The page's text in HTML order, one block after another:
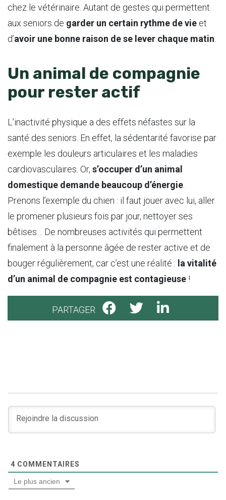
chez le vétérinaire. Autant de gestes qui permettent
aux seniors de garder un certain rythme de vie et
d’avoir une bonne raison de se lever chaque matin
Un animal de compagnie
pour rester actif
L’inactivité physique a des effets néfastes sur la
santé des seniors. En effet, la sédentarité favorise par
exemple les douleurs articulaires et les maladies
cardiovasculaires. Or, s’occuper d’un animal
domestique demande beaucoup d’énergie
Prenons l’exemple du chien : il faut jouer avec lui, aller
le promener plusieurs fois par jour, nettoyer ses
bêtises… De nombreuses activités qui permettent
finalement à la personne âgée de rester active et de
bouger régulièrement, car c’est une réalité : la vitalité
d’un animal de compagnie est contagieuse !
PARTAGER
4 COMMENTAIRES
Le plus ancien